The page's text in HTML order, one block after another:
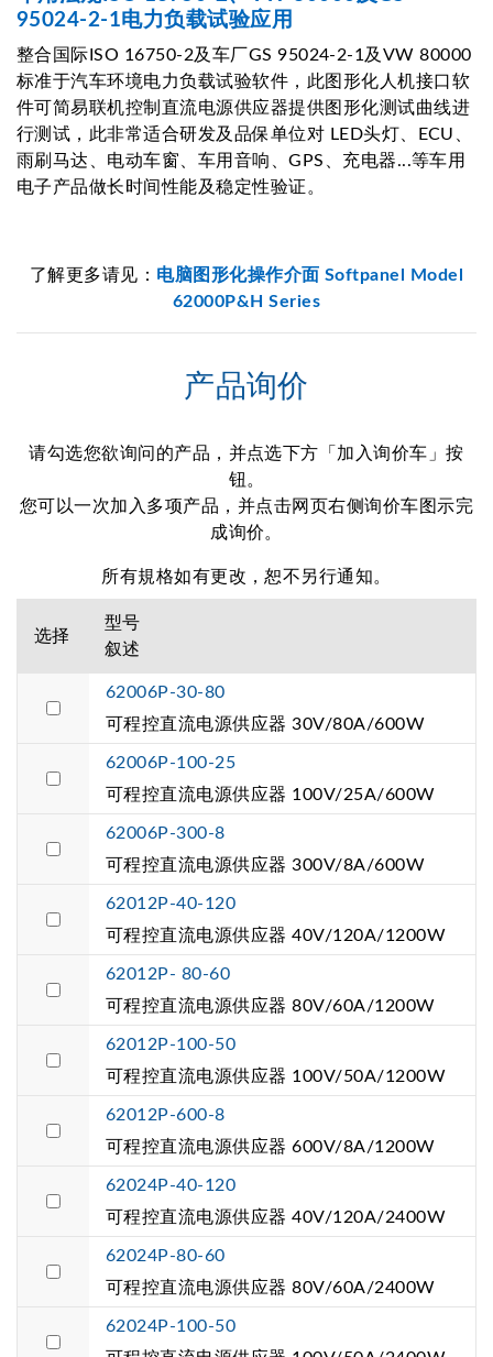
95024-2-1电力负载试验应用
整合国际ISO 16750-2及车厂GS 95024-2-1及VW 80000
标准于汽车环境电力负载试验软件，此图形化人机接口软
件可简易联机控制直流电源供应器提供图形化测试曲线进
行测试，此非常适合研发及品保单位对 LED头灯、ECU、
雨刷马达、电动车窗、车用音响、GPS、充电器...等车用
电子产品做长时间性能及稳定性验证。
了解更多请见： 电脑图形化操作介面 Softpanel Model
62000P&H Series
产品询价
请勾选您欲询问的产品，并点选下方「加入询价车」按
钮。
您可以一次加入多项产品，并点击网页右侧询价车图示完
成询价。
所有規格如有更改，恕不另行通知。
选择
型号
叙述
62006P-30-80
可程控直流电源供应器 30V/80A/600W
62006P-100-25
可程控直流电源供应器 100V/25A/600W
62006P-300-8
可程控直流电源供应器 300V/8A/600W
62012P-40-120
可程控直流电源供应器 40V/120A/1200W
62012P- 80-60
可程控直流电源供应器 80V/60A/1200W
62012P-100-50
可程控直流电源供应器 100V/50A/1200W
62012P-600-8
可程控直流电源供应器 600V/8A/1200W
62024P-40-120
可程控直流电源供应器 40V/120A/2400W
62024P-80-60
可程控直流电源供应器 80V/60A/2400W
62024P-100-50